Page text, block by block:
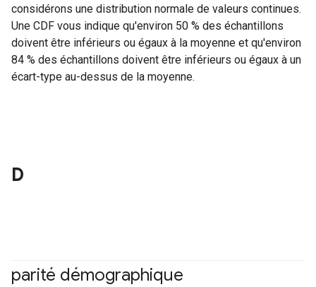
considérons une distribution normale de valeurs continues.
Une CDF vous indique qu'environ 50 % des échantillons
doivent être inférieurs ou égaux à la moyenne et qu'environ
84 % des échantillons doivent être inférieurs ou égaux à un
écart-type au-dessus de la moyenne.
D
parité démographique